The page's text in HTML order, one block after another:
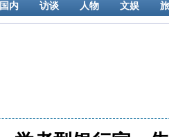
国内 访谈 人物 文娱